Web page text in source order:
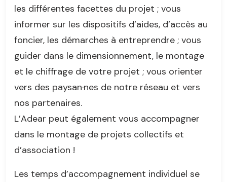
les différentes facettes du projet ; vous
informer sur les dispositifs d’aides, d’accès au
foncier, les démarches à entreprendre ; vous
guider dans le dimensionnement, le montage
et le chiffrage de votre projet ; vous orienter
vers des paysan·nes de notre réseau et vers
nos partenaires.
L’Adear peut également vous accompagner
dans le montage de projets collectifs et
d’association !
Les temps d’accompagnement individuel se